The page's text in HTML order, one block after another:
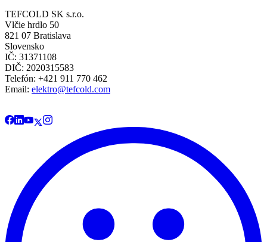
TEFCOLD SK s.r.o.
Vlčie hrdlo 50
821 07 Bratislava
Slovensko
IČ: 31371108
DIČ: 2020315583
Telefón: +421 911 770 462
Email: elektro@tefcold.com